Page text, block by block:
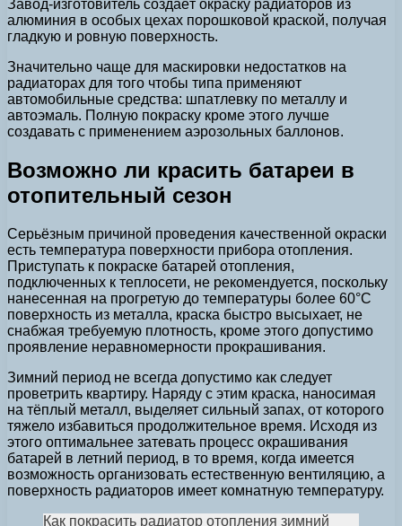
Завод-изготовитель создаёт окраску радиаторов из
алюминия в особых цехах порошковой краской, получая
гладкую и ровную поверхность.
Значительно чаще для маскировки недостатков на
радиаторах для того чтобы типа применяют
автомобильные средства: шпатлевку по металлу и
автоэмаль. Полную покраску кроме этого лучше
создавать с применением аэрозольных баллонов.
Возможно ли красить батареи в
отопительный сезон
Серьёзным причиной проведения качественной окраски
есть температура поверхности прибора отопления.
Приступать к покраске батарей отопления,
подключенных к теплосети, не рекомендуется, поскольку
нанесенная на прогретую до температуры более 60°С
поверхность из металла, краска быстро высыхает, не
снабжая требуемую плотность, кроме этого допустимо
проявление неравномерности прокрашивания.
Зимний период не всегда допустимо как следует
проветрить квартиру. Наряду с этим краска, наносимая
на тёплый металл, выделяет сильный запах, от которого
тяжело избавиться продолжительное время. Исходя из
этого оптимальнее затевать процесс окрашивания
батарей в летний период, в то время, когда имеется
возможность организовать естественную вентиляцию, а
поверхность радиаторов имеет комнатную температуру.
Как покрасить радиатор отопления зимний